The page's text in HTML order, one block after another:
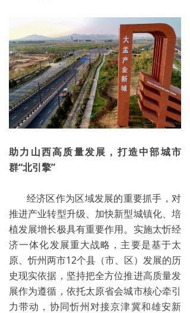
助力山西高质量发展，打造中部城市
群“北引擎”
经济区作为区域发展的重要抓手，对
推进产业转型升级、加快新型城镇化、培
植发展增长极具有重要作用。实施太忻经
济一体化发展重大战略，主要是基于太
原、忻州两市12个县（市、区）发展的历
史现实依据，坚持把全方位推进高质量发
展作为遵循，依托太原省会城市核心牵引
力带动，协同忻州对接京津冀和雄安新